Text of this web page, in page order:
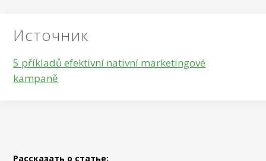
с теми идеями, что
Источник
5 příkladů efektivní nativní marketingové
kampaně
Рассказать о статье: